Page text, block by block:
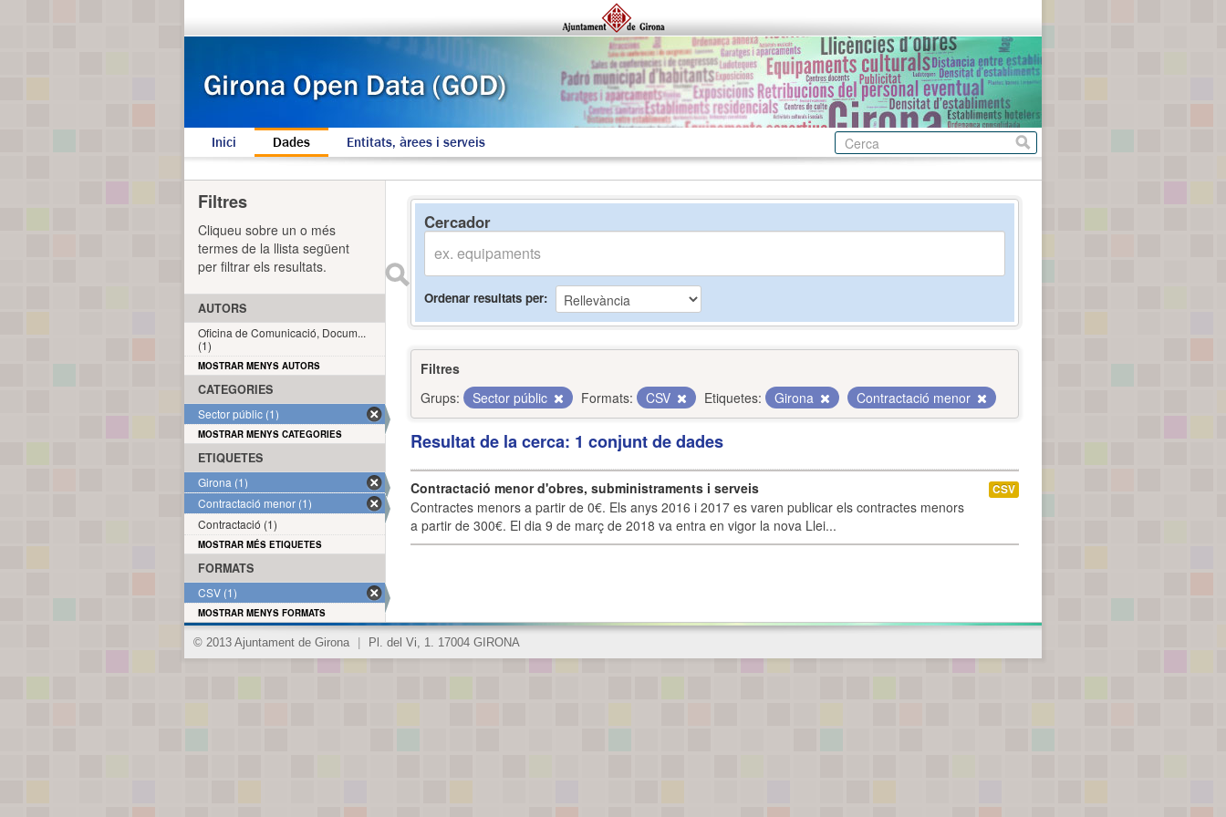
Inici Dades Entitats, àrees i serveis
Cercador
Ordenar resultats per
Filtres
Grups:
Sector públic Formats: CSV Etiquetes: Girona Contractació menor
Resultat de la cerca: 1 conjunt de dades
Contractació menor d'obres, subministraments i serveis
Contractes menors a partir de 0€. Els anys 2016 i 2017 es varen publicar els contractes menors
a partir de 300€. El dia 9 de març de 2018 va entra en vigor la nova Llei...
CSV
Filtres
Cliqueu sobre un o més
termes de la llista següent
per filtrar els resultats.
AUTORS
Oficina de Comunicació, Docum...
(1)
MOSTRAR MENYS AUTORS
CATEGORIES
Sector públic (1)
MOSTRAR MENYS CATEGORIES
ETIQUETES
Girona (1)
Contractació menor (1)
Contractació (1)
MOSTRAR MÉS ETIQUETES
FORMATS
CSV (1)
MOSTRAR MENYS FORMATS
© 2013 Ajuntament de Girona Pl. del Vi, 1. 17004 GIRONA